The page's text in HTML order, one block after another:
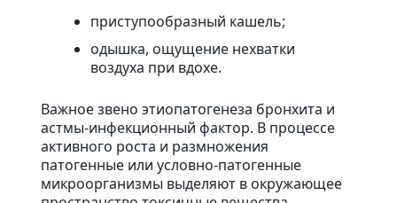
приступообразный кашель;
одышка, ощущение нехватки
воздуха при вдохе.
Важное звено этиопатогенеза бронхита и
астмы-инфекционный фактор. В процессе
активного роста и размножения
патогенные или условно-патогенные
микроорганизмы выделяют в окружающее